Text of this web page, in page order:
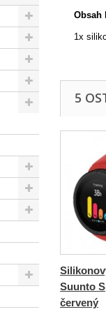
Obsah
1x
5
Suunto
červený